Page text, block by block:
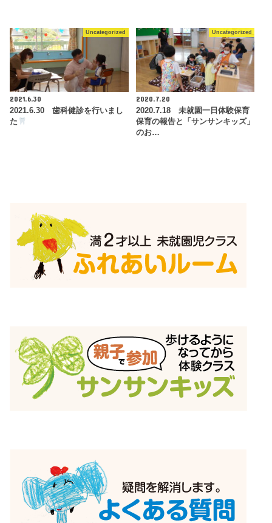
Uncategorized
2021.6.30
2021.6.30 歯科健診を行いまし
た
Uncategorized
2020.7.20
2020.7.18 未就園一日体験保育
保育の報告と「サンサンキッズ」
のお…